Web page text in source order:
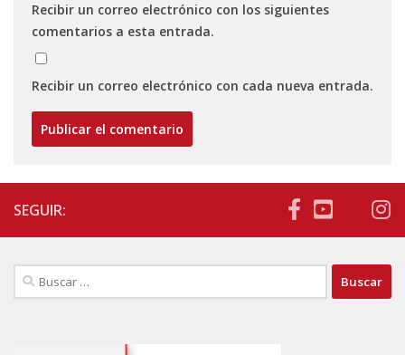
Recibir un correo electrónico con los siguientes
comentarios a esta entrada.
Recibir un correo electrónico con cada nueva entrada.
SEGUIR:
Buscar: